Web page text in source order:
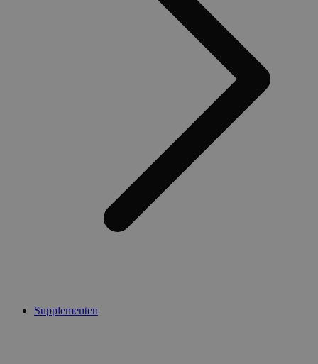
Supplementen